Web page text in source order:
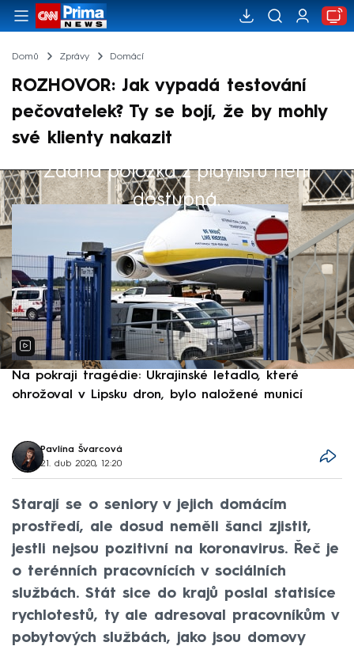
Domů Zprávy Domácí
ROZHOVOR: Jak vypadá testování
pečovatelek? Ty se bojí, že by mohly
své klienty nakazit
Žádná položka z playlistu není
dostupná.
Výběr redakce
Na pokraji tragédie: Ukrajinské letadlo, které
ohrožoval v Lipsku dron, bylo naložené municí
Pavlína Švarcová
21. dub 2020, 12:20
Starají se o seniory v jejich domácím
prostředí, ale dosud neměli šanci zjistit,
jestli nejsou pozitivní na koronavirus. Řeč je
o terénních pracovnících v sociálních
službách. Stát sice do krajů poslal statisíce
rychlotestů, ty ale adresoval pracovníkům v
pobytových službách, jako jsou domovy